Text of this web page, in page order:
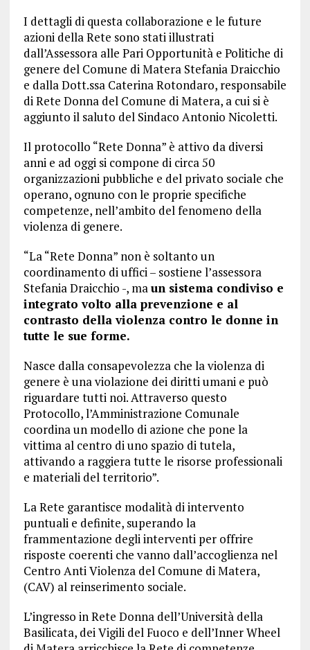
I dettagli di questa collaborazione e le future
azioni della Rete sono stati illustrati
dall’Assessora alle Pari Opportunità e Politiche di
genere del Comune di Matera Stefania Draicchio
e dalla Dott.ssa Caterina Rotondaro, responsabile
di Rete Donna del Comune di Matera, a cui si è
aggiunto il saluto del Sindaco Antonio Nicoletti.
Il protocollo “Rete Donna” è attivo da diversi
anni e ad oggi si compone di circa 50
organizzazioni pubbliche e del privato sociale che
operano, ognuno con le proprie specifiche
competenze, nell’ambito del fenomeno della
violenza di genere.
“La “Rete Donna” non è soltanto un
coordinamento di uffici – sostiene l’assessora
Stefania Draicchio -, maun sistema condiviso e
integrato volto alla prevenzione e al
contrasto della violenza contro le donne in
tutte le sue forme.
Nasce dalla consapevolezza che la violenza di
genere è una violazione dei diritti umani e può
riguardare tutti noi. Attraverso questo
Protocollo, l’Amministrazione Comunale
coordina un modello di azione che pone la
vittima al centro di uno spazio di tutela,
attivando a raggiera tutte le risorse professionali
e materiali del territorio”.
La Rete garantisce modalità di intervento
puntuali e definite, superando la
frammentazione degli interventi per offrire
risposte coerenti che vanno dall’accoglienza nel
Centro Anti Violenza del Comune di Matera,
(CAV) al reinserimento sociale.
L’ingresso in Rete Donna dell’Università della
Basilicata, dei Vigili del Fuoco e dell’Inner Wheel